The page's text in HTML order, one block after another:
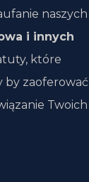
naszych
i innych
które
by zaoferować
Twoich